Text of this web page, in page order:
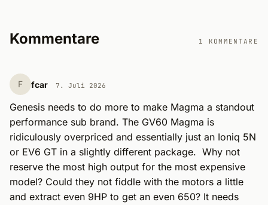
Kommentare 1 KOMMENTARE
F fcar 7. Juli 2026
Genesis needs to do more to make Magma a standout
performance sub brand. The GV60 Magma is
ridiculously overpriced and essentially just an Ioniq 5N
or EV6 GT in a slightly different package.  Why not
reserve the most high output for the most expensive
model? Could they not fiddle with the motors a little
and extract even 9HP to get an even 650? It needs